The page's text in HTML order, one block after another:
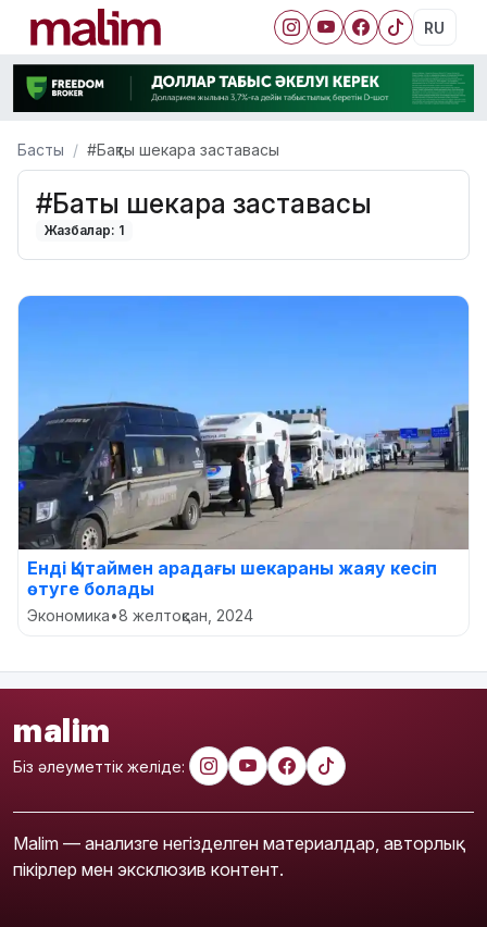
RU
Басты #Бақты шекара заставасы
#Бақты шекара заставасы
Жазбалар: 1
Енді Қытаймен арадағы шекараны жаяу кесіп
өтуге болады
Экономика•8 желтоқсан, 2024
malim
Біз әлеуметтік желіде:
Malim — анализге негізделген материалдар, авторлық
пікірлер мен эксклюзив контент.